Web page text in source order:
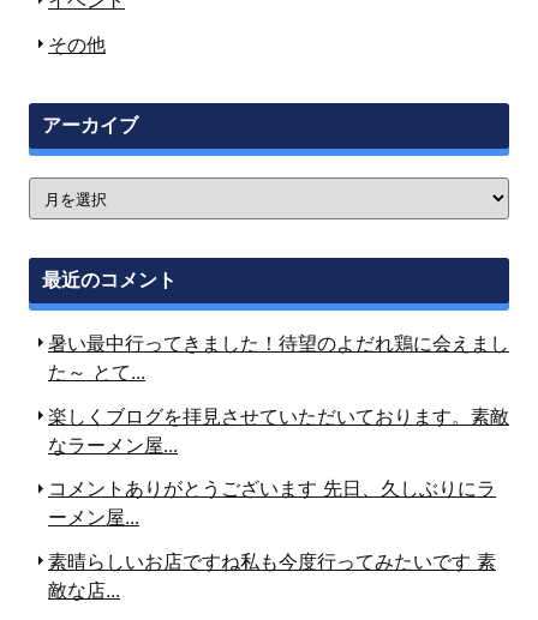
その他
アーカイブ
最近のコメント
暑い最中行ってきました！待望のよだれ鶏に会えまし
た～ とて...
楽しくブログを拝見させていただいております。素敵
なラーメン屋...
コメントありがとうございます 先日、久しぶりにラ
ーメン屋...
素晴らしいお店ですね私も今度行ってみたいです 素
敵な店...